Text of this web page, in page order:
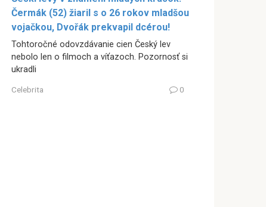
Čermák (52) žiaril s o 26 rokov mladšou
vojačkou, Dvořák prekvapil dcérou!
Tohtoročné odovzdávanie cien Český lev
nebolo len o filmoch a víťazoch. Pozornosť si
ukradli
Celebrita 0